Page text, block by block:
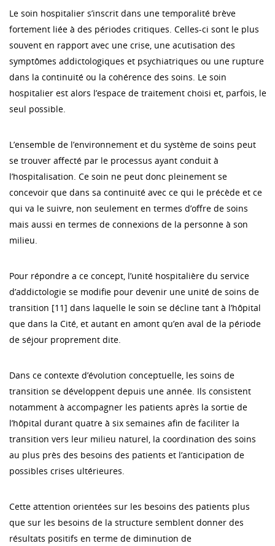
Le soin hospitalier s’inscrit dans une temporalité brève
fortement liée à des périodes critiques. Celles-ci sont le plus
souvent en rapport avec une crise, une acutisation des
symptômes addictologiques et psychiatriques ou une rupture
dans la continuité ou la cohérence des soins. Le soin
hospitalier est alors l’espace de traitement choisi et, parfois, le
seul possible.
L’ensemble de l’environnement et du système de soins peut
se trouver affecté par le processus ayant conduit à
l’hospitalisation. Ce soin ne peut donc pleinement se
concevoir que dans sa continuité avec ce qui le précède et ce
qui va le suivre, non seulement en termes d’offre de soins
mais aussi en termes de connexions de la personne à son
milieu.
Pour répondre a ce concept, l’unité hospitalière du service
d’addictologie se modifie pour devenir une unité de soins de
transition [11] dans laquelle le soin se décline tant à l’hôpital
que dans la Cité, et autant en amont qu’en aval de la période
de séjour proprement dite.
Dans ce contexte d’évolution conceptuelle, les soins de
transition se développent depuis une année. Ils consistent
notamment à accompagner les patients après la sortie de
l’hôpital durant quatre à six semaines afin de faciliter la
transition vers leur milieu naturel, la coordination des soins
au plus près des besoins des patients et l’anticipation de
possibles crises ultérieures.
Cette attention orientées sur les besoins des patients plus
que sur les besoins de la structure semblent donner des
résultats positifs en terme de diminution de